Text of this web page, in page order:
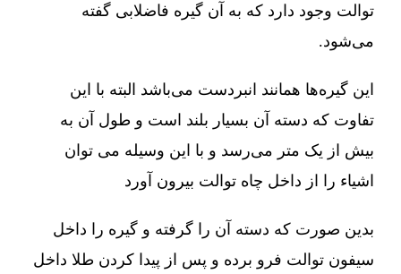
توالت وجود دارد که به آن گیره فاضلابی گفته
می‌شود.
این گیره‌ها همانند انبردست می‌باشد البته با این
تفاوت که دسته آن بسیار بلند است و طول آن به
بیش از یک متر می‌رسد و با این وسیله می توان
اشیاء را از داخل چاه توالت بیرون آورد
بدین صورت که دسته آن را گرفته و گیره را داخل
سیفون توالت فرو برده و پس از پیدا کردن طلا داخل